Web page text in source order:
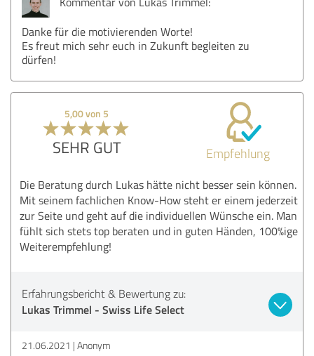
Danke für die motivierenden Worte!
Es freut mich sehr euch in Zukunft begleiten zu
dürfen!
5,00 von 5
SEHR GUT Empfehlung
Die Beratung durch Lukas hätte nicht besser sein können.
Mit seinem fachlichen Know-How steht er einem jederzeit
zur Seite und geht auf die individuellen Wünsche ein. Man
fühlt sich stets top beraten und in guten Händen, 100%ige
Weiterempfehlung!
Erfahrungsbericht & Bewertung zu:
Lukas Trimmel - Swiss Life Select
21.06.2021 Anonym